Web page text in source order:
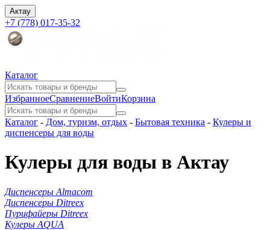
Актау
+7 (778) 017-35-32
Каталог
ИзбранноеСравнениеВойтиКорзина
Каталог - Дом, туризм, отдых - Бытовая техника - Кулеры и
диспенсеры для воды
Кулеры для воды в Актау
Диспенсеры Almacom
Диспенсеры Ditreex
Пурифайеры Ditreex
Кулеры AQUA